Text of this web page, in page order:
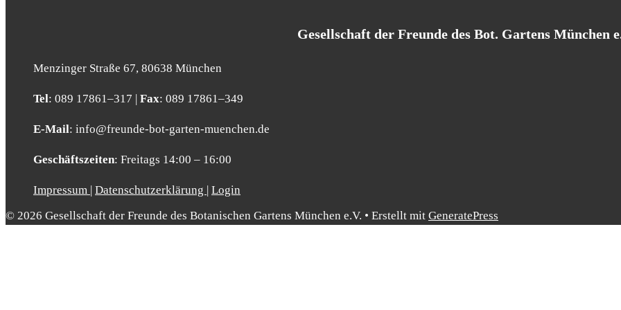
Gesell­schaft der Freun­de des Bot. Gar­tens Mün­chen
Men­zin­ger Stra­ße 67, 80638 Mün­chen
Tel: 089 17861–317 | Fax: 089 17861–349
E‑Mail: info@​freunde-​bot-​garten-​muenchen.​de
Geschäfts­zei­ten: Frei­tags 14:00 – 16:00
Impressum Datenschutzerklärung
Login
© 2026 Gesellschaft der Freunde des Botanischen Gartens München e.V. • Erstellt mit GeneratePress